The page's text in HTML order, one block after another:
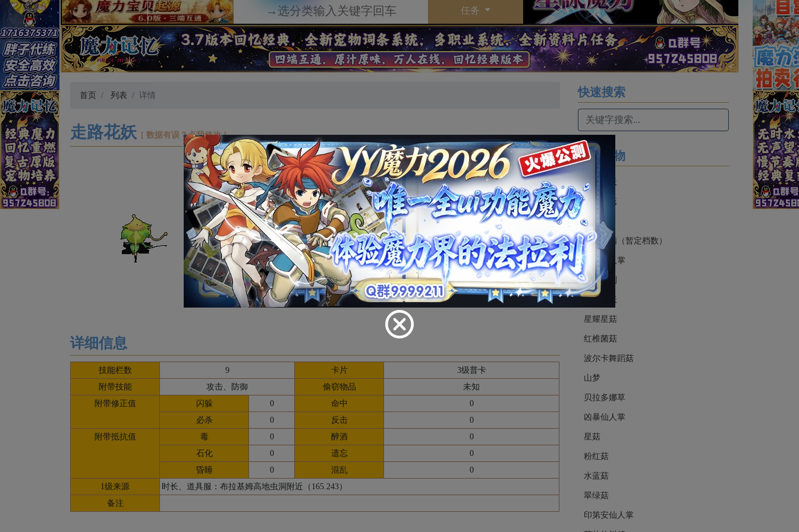
任务
首页 列表 详情
走路花妖 [ 数据有误？点我修改 ]
总档位：103
体质 8
力量 39
防御 25
敏捷 12
魔法 19
地 70
火 0
风 30
详细信息
技能栏数 9 卡片
3级普卡
附带技能
攻击、防御 偷窃物品
未知
附带修正值
闪躲 0 命中
0
必杀
0 反击
0
附带抵抗值
毒 0 醉酒
0
石化
0 遗忘
0
昏睡
0 混乱
0
1级来源
时长、道具服：布拉基姆高地虫洞附近（165.243）
备注
快速搜索
同系魔物
跑步花妖
安泊之蕊
雪玲
山化树精（暂定档数）
功夫仙人掌
见习裁判
走路花妖
星耀星菇
红椎菌菇
波尔卡舞蹈菇
山梦
贝拉多娜草
凶暴仙人掌
星菇
粉红菇
水蓝菇
翠绿菇
印第安仙人掌